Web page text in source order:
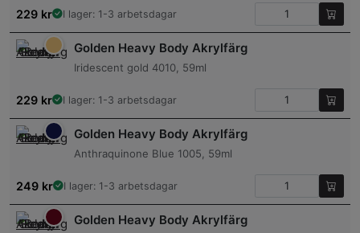
229 kr I lager: 1-3 arbetsdagar
Golden Heavy Body Akrylfärg
Iridescent gold 4010, 59ml
229 kr I lager: 1-3 arbetsdagar
Golden Heavy Body Akrylfärg
Anthraquinone Blue 1005, 59ml
249 kr I lager: 1-3 arbetsdagar
Golden Heavy Body Akrylfärg